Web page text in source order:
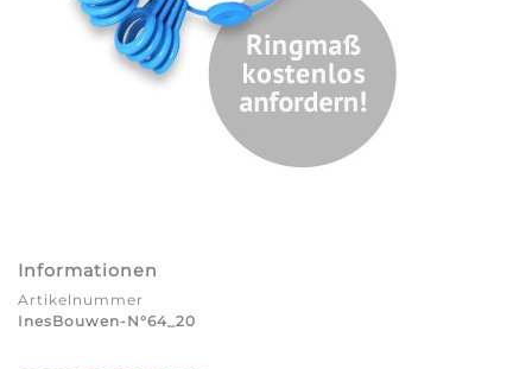
Informationen
Artikelnummer
InesBouwen-N°64_20